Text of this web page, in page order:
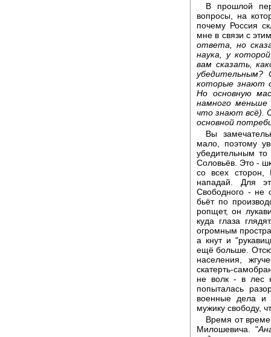
В прошлой
вопросы, на
почему Россия
мне в связи с
ответа, но
наука, у
вам сказать,
убедительным?
которые знают
Но основную
намного
что знают всё).
основной
Вы
мало, поэтому
убедительным то
Соловьёв. Это -
со всех
нападай. Для
Свободного - не
бьёт по
ропщет, он
куда глаза
огромным
а кнут и
ещё больше.
населения,
скатерть-
не волк - в лес
попыталась
военные дела и
мужику свободу,
Время от
Милошевича. "